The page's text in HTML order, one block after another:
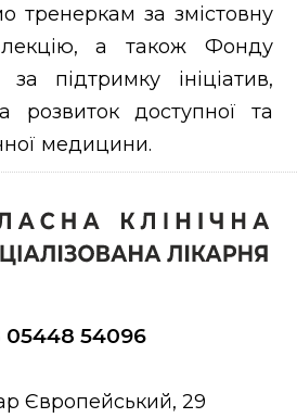
за змістовну
а також Фонду
підтримку ініціатив,
розвиток доступної та
медицини.
05448 54096
Європейський, 29